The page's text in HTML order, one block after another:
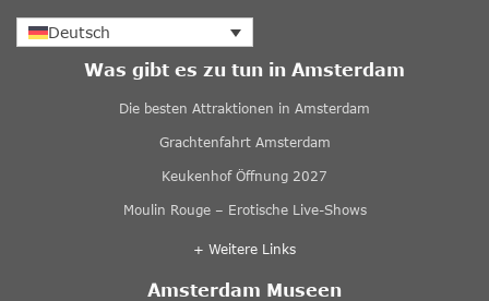
Deutsch
Was gibt es zu tun in Amsterdam
Die besten Attraktionen in Amsterdam
Grachtenfahrt Amsterdam
Keukenhof Öffnung 2027
Moulin Rouge – Erotische Live-Shows
+ Weitere Links
Amsterdam Museen